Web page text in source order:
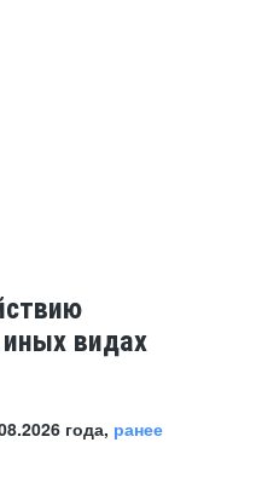
иных видах
года, ранее